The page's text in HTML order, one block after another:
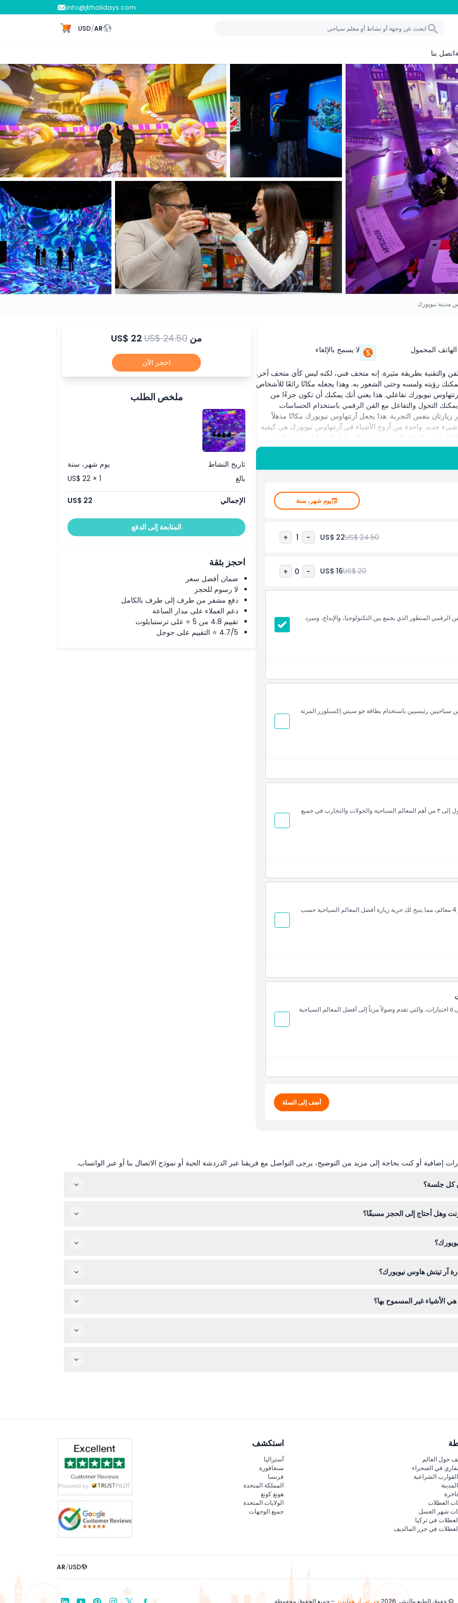
info@jtrholidays.com
AR
/
USD
اتصل بنا
مدينة نيويورك
المحمول لا يسمح بالإلغاء
والتقنية بطريقة مثيرة. إنه متحف فني، لكنه ليس كأي متحف آخر.
رؤيته ولمسه وحتى الشعور به. وهذا يجعله مكانًا رائعًا للأشخاص
نيويورك تفاعلي. هذا يعني أنك يمكنك أن تكون جزءًا من
التجول والتفاعل مع الفن الرقمي باستخدام الحساسات
بنفس التجربة. هذا يجعل آرتتهاوس نيويورك مكانًا مذهلاً
جديد. واحدة من أروع الأشياء في آرتتهاوس نيويورك هي كيفية
الواقع المعزز، ورسم الخرائط الإسقاطي لجعل الفن
ألوانه، وحتى استجابته للأشخاص الموجودين هناك. إذا كنت من
يوم شهر، سنة
US$ 24.50
US$ 22
-
1
+
US$ 20
US$ 16
-
0
+
المتطور الذي يجمع بين التكنولوجيا، والإبداع، وسرد
رئيسيين باستخدام بطاقة جو سيتي إكسبلورر المرنة
اكتشف نيويورك بطريقتك الخاصة مع بطاقة مرنة تتيح لك الوصول إلى ٣ من أهم المعالم السياحية والجولات والتجارب في جميع
استكشف المزيد من نيويورك مع بطاقة اكسبلورر بمرونة اختيار 4 معالم، مما يتيح لك حرية زيارة أفضل المعالم السياحية حسب
عزّز تجربتك في نيويورك مع بطاقة المستكشف التي تحتوي على ٥ اختيارات، والتي تقدم وصولاً مرناً إلى أفضل المعالم السياحية
أضف إلى السلة
من US$ 22US$ 24.50
احجز الآن
ملخص الطلب
تاريخ النشاط
يوم شهر، سنة
بالغ
US$ 22 × 1
الإجمالي US$ 22
المتابعة إلى الدفع
احجز بثقة
ضمان أفضل سعر
لا رسوم للحجز
دفع مشفر من طرف إلى طرف بالكامل
دعم العملاء على مدار الساعة
تقييم 4.8 من 5 ⭐ على ترستبايلوت
4.7/5 ⭐ التقييم على جوجل
إضافية أو كنت بحاجة إلى مزيد من التوضيح، يرجى التواصل مع فريقنا عبر الدردشة الحية أو نموذج الاتصال بنا أو عبر الواتساب.
كل جلسة؟
وهل أحتاج إلى الحجز مسبقًا؟
آر تيتش هاوس نيويورك؟
الأشياء غير المسموح بها؟
حول العالم
في الصحراء
الشراعية
العطلات
شهر العسل
في تركيا
في جزر المالديف
استكشف
أستراليا
سنغافورة
فرنسا
المملكة المتحدة
هونغ كونغ
الولايات المتحدة
جميع الوجهات
AR/USD
© حقوق الطبع والنشر 2026 جي تي آر هوليديز - جميع الحقوق محفوظة.